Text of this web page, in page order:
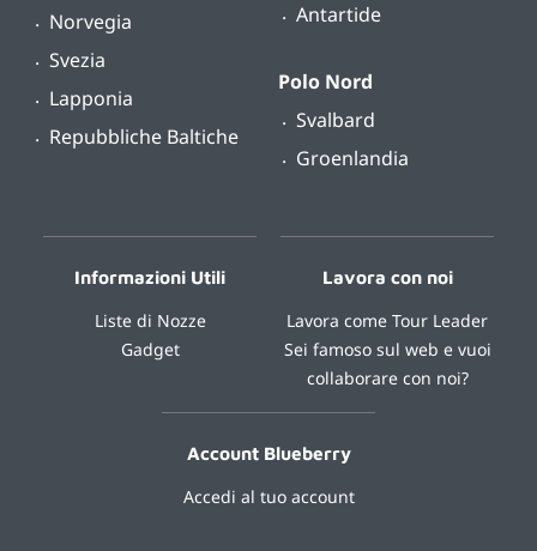
Norvegia
Svezia
Lapponia
Repubbliche Baltiche
Antartide
Polo Nord
Svalbard
Groenlandia
Informazioni Utili
Liste di Nozze
Gadget
Lavora con noi
Lavora come Tour Leader
Sei famoso sul web e vuoi
collaborare con noi?
Account Blueberry
Accedi al tuo account